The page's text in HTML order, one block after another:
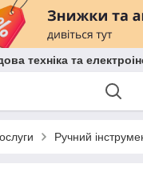
техніка та
Ручний